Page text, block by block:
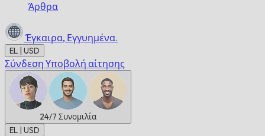
Άρθρα
Έγκαιρα, Εγγυημένα.
EL | USD
Σύνδεση Υποβολή αίτησης
24/7 Συνομιλία
EL | USD